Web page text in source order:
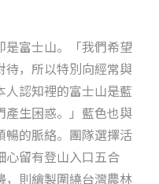
是富士山。「我們希望
待，所以特別向經常與
人認知裡的富士山是藍
產生困惑。」藍色也與
暢的脈絡。團隊選擇活
心留有登山入口五合
，則繪製圍繞台灣農林